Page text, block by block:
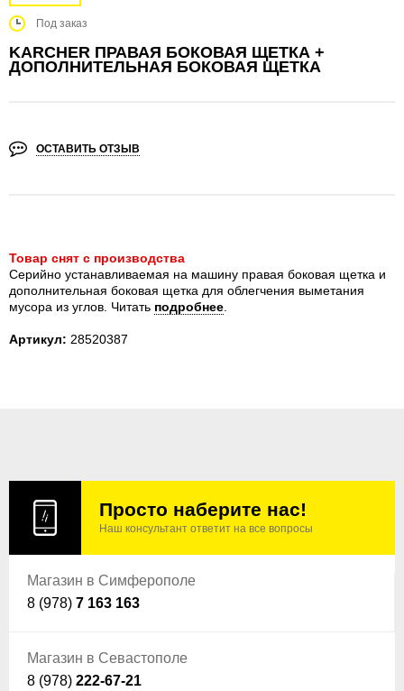
Под заказ
KARCHER ПРАВАЯ БОКОВАЯ ЩЕТКА +
ДОПОЛНИТЕЛЬНАЯ БОКОВАЯ ЩЕТКА
ОСТАВИТЬ ОТЗЫВ
Товар снят с производства
Серийно устанавливаемая на машину правая боковая щетка и
дополнительная боковая щетка для облегчения выметания
мусора из углов. Читать подробнее
Артикул: 28520387
Просто наберите нас!
Наш консультант ответит на все вопросы
Магазин в Симферополе
8 (978) 7 163 163
Магазин в Севастополе
8 (978) 222-67-21